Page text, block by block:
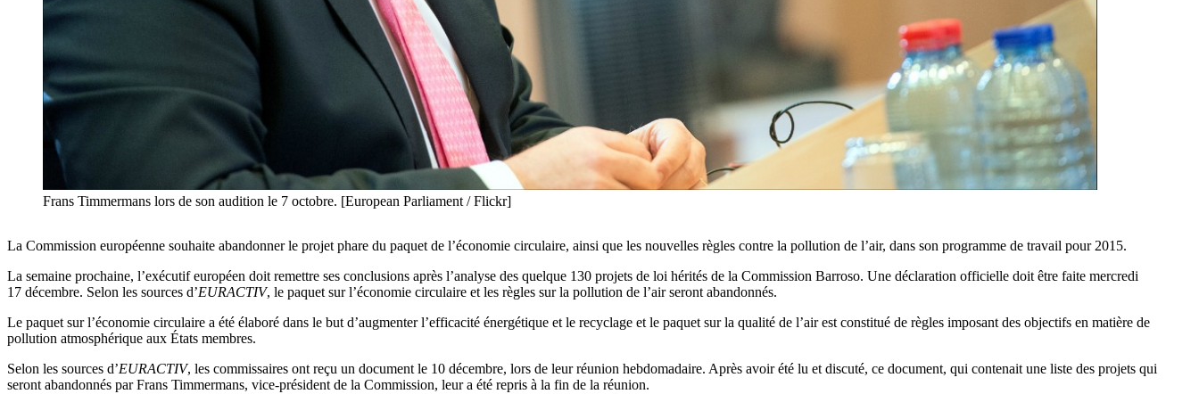
Frans Timmermans lors de son audition le 7 octobre. [European Parliament / Flickr]
La Commission européenne souhaite abandonner le projet phare du paquet de l’économie circulaire, ainsi que les nouvelles règles contre la pollution de l’air, dans son programme de travail pour 2015.
La semaine prochaine, l’exécutif européen doit remettre ses conclusions après l’analyse des quelque 130 projets de loi hérités de la Commission Barroso. Une déclaration officielle doit être faite mercredi
17 décembre. Selon les sources d’EURACTIV, le paquet sur l’économie circulaire et les règles sur la pollution de l’air seront abandonnés.
Le paquet sur l’économie circulaire a été élaboré dans le but d’augmenter l’efficacité énergétique et le recyclage et le paquet sur la qualité de l’air est constitué de règles imposant des objectifs en matière de
pollution atmosphérique aux États membres.
Selon les sources d’EURACTIV, les commissaires ont reçu un document le 10 décembre, lors de leur réunion hebdomadaire. Après avoir été lu et discuté, ce document, qui contenait une liste des projets qui
seront abandonnés par Frans Timmermans, vice-président de la Commission, leur a été repris à la fin de la réunion.